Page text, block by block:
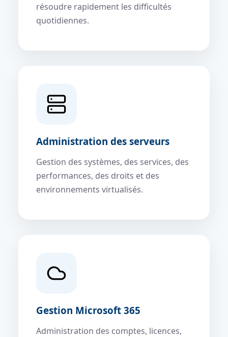
résoudre rapidement les difficultés
quotidiennes.
Administration des serveurs
Gestion des systèmes, des services, des
performances, des droits et des
environnements virtualisés.
Gestion Microsoft 365
Administration des comptes, licences,